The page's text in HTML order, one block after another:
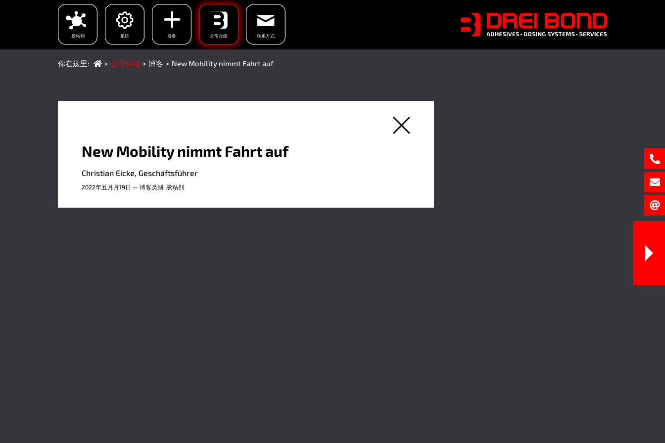
胶粘剂 系统 服务 公司介绍 联系方式
你在这里: 公司介绍 博客 New Mobility nimmt Fahrt auf(当前页)
New Mobility nimmt Fahrt auf
Christian Eicke, Geschäftsführer
2022年五月月19日 — 博客类别: 胶粘剂